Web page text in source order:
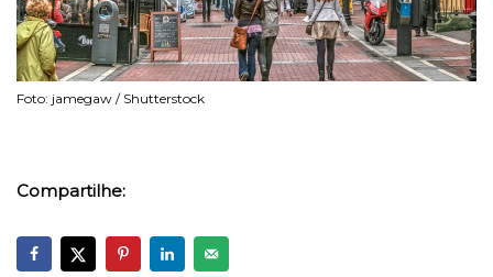
Foto: jamegaw / Shutterstock
Compartilhe: